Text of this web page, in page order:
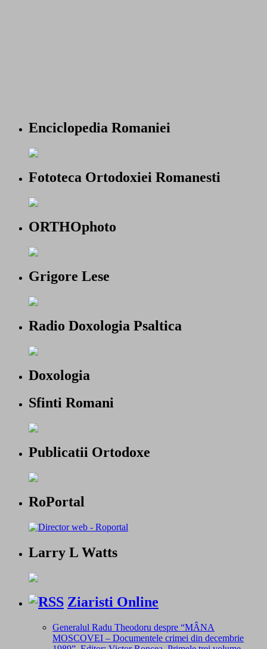
Enciclopedia Romaniei
Fototeca Ortodoxiei Romanesti
ORTHOphoto
Grigore Lese
Radio Doxologia Psaltica
Doxologia
Sfinti Romani
Publicatii Ortodoxe
RoPortal
Larry L Watts
Ziaristi Online
Generalul Radu Theodoru despre “MÂNA
MOSCOVEI – Documentele crimei din decembrie